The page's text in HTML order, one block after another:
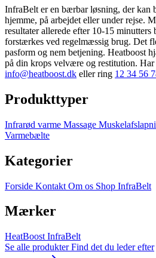
InfraBelt er en bærbar løsning, der kan
hjemme, på arbejdet eller under rejse.
resultater allerede efter 10-15 minutters
forstærkes ved regelmæssig brug. Det
pasform og nem betjening. Heatboost
på din krops velvære og restitution. Har
info@heatboost.dk eller ring 12 34 56
Produkttyper
Infrarød varme Massage
Varmebælte
Kategorier
Forside Kontakt Om os Shop InfraBelt
Mærker
HeatBoost InfraBelt
Se alle produkterFind det du leder efter